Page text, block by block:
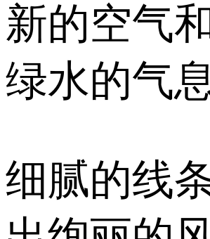
新的空气
绿水的气
细腻的线